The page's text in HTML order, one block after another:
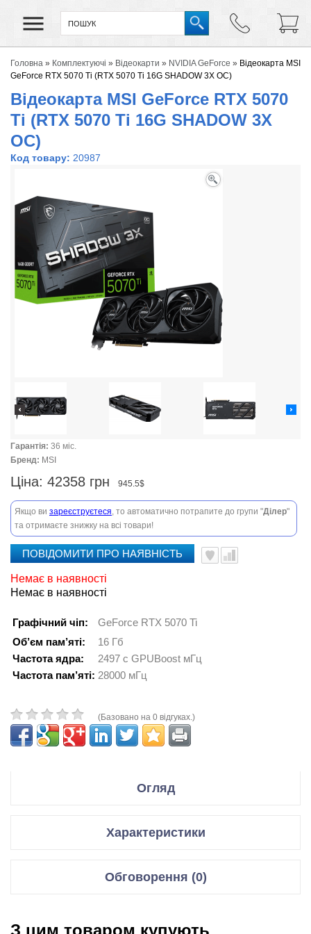
Головна » Комплектуючі » Відеокарти » NVIDIA GeForce » Відеокарта MSI
GeForce RTX 5070 Ti (RTX 5070 Ti 16G SHADOW 3X OC)
Відеокарта MSI GeForce RTX 5070
Ti (RTX 5070 Ti 16G SHADOW 3X
OC)
Код товару: 20987
Гарантія: 36 міс.
Бренд: MSI
Ціна: 42358 грн 945.5$
Якщо ви зареєструєтеся, то автоматично потрапите до групи "Ділер"
та отримаєте знижку на всі товари!
ПОВІДОМИТИ ПРО НАЯВНІСТЬ
Немає в наявності
Немає в наявності
Графічний чіп:
GeForce RTX 5070 Ti
Об’єм пам’яті:
16 Гб
Частота ядра:
2497 с GPUBoost мГц
Частота пам’яті: 28000 мГц
(Базовано на 0 відгуках.)
Огляд
Код производителя RTX 5070 Ti 16G SHADOW 3X OC
Характеристики
Обговорення (0)
З цим товаром купують